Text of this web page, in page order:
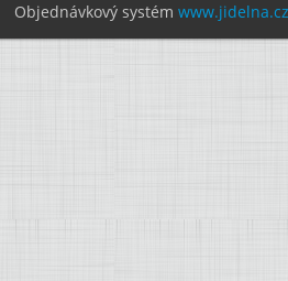
Objednávkový systém www.jidelna.cz